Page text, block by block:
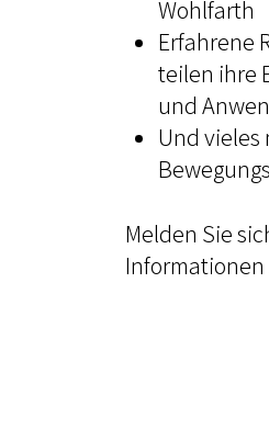
Wohlfarth
Erfahrene
teilen ihre
und
Und
Melden Sie
Informationen